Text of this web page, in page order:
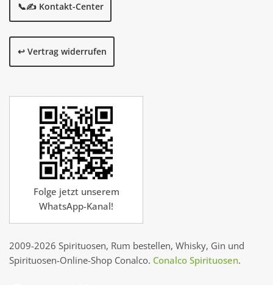
📞✍️ Kontakt-Center
↩️ Vertrag widerrufen
Folge jetzt unserem
WhatsApp-Kanal!
2009-2026 Spirituosen, Rum bestellen, Whisky, Gin und
Spirituosen-Online-Shop Conalco. Conalco Spirituosen.